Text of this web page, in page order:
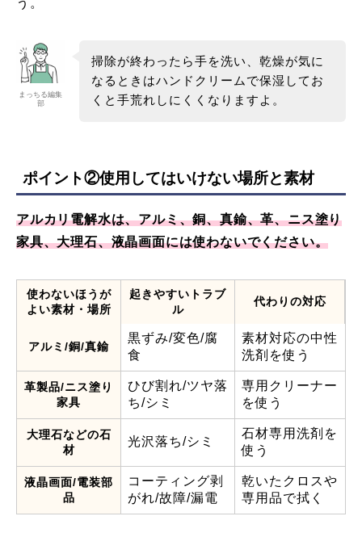
まっちる編集
部
掃除が終わったら手を洗い、乾燥が気に
なるときはハンドクリームで保湿してお
くと手荒れしにくくなりますよ。
ポイント②使用してはいけない場所と素材
アルカリ電解水は、アルミ、銅、真鍮、革、ニス塗り
家具、大理石、液晶画面には使わないでください。
使わないほうが
よい素材・場所
起きやすいトラブ
ル
代わりの対応
アルミ/銅/真鍮
黒ずみ/変色/腐
食
素材対応の中性
洗剤を使う
革製品/ニス塗り
家具
ひび割れ/ツヤ落
ち/シミ
専用クリーナー
を使う
大理石などの石
材
光沢落ち/シミ
石材専用洗剤を
使う
液晶画面/電装部
品
コーティング剥
がれ/故障/漏電
乾いたクロスや
専用品で拭く